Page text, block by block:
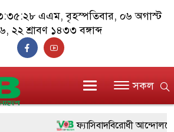
এএম, বৃহস্পতিবার, ০৬ অগাস্ট
২২ শ্রাবণ ১৪৩৩ বঙ্গাব্দ
সকল
ফ্যাসিবাদবিরোধী আন্দোলনে